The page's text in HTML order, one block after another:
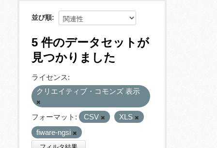
並び順
5 件のデータセットが
見つかりました
ライセンス:
クリエイティブ・コモンズ 表示
フォーマット: CSV
XLS
fiware-ngsi